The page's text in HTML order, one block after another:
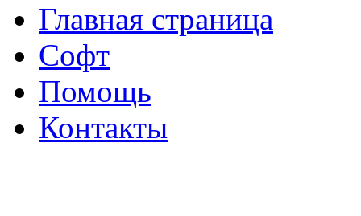
Главная страница
Софт
Помощь
Контакты